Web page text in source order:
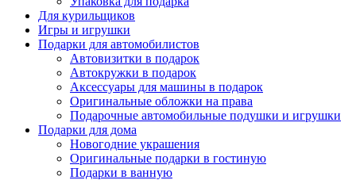
Для курильщиков
Игры и игрушки
Подарки для автомобилистов
Автовизитки в подарок
Автокружки в подарок
Аксессуары для машины в подарок
Оригинальные обложки на права
Подарочные автомобильные подушки и игрушки
Подарки для дома
Новогодние украшения
Оригинальные подарки в гостиную
Подарки в ванную